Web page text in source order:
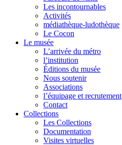
Les incontournables
Activités
médiathèque-ludothèque
Le Cocon
Le musée
L’arrivée du métro
l’institution
Éditions du musée
Nous soutenir
Associations
l’équipage et recrutement
Contact
Collections
Les Collections
Documentation
Visites virtuelles